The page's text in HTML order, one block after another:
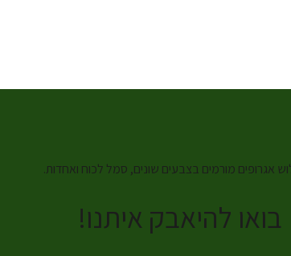
בואו להיאבק איתנו!